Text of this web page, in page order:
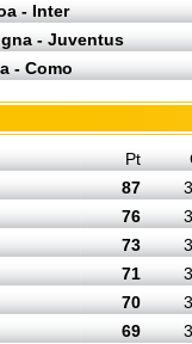
- Inter
- Juventus
- Como
Pt
87
76
73
71
70
69